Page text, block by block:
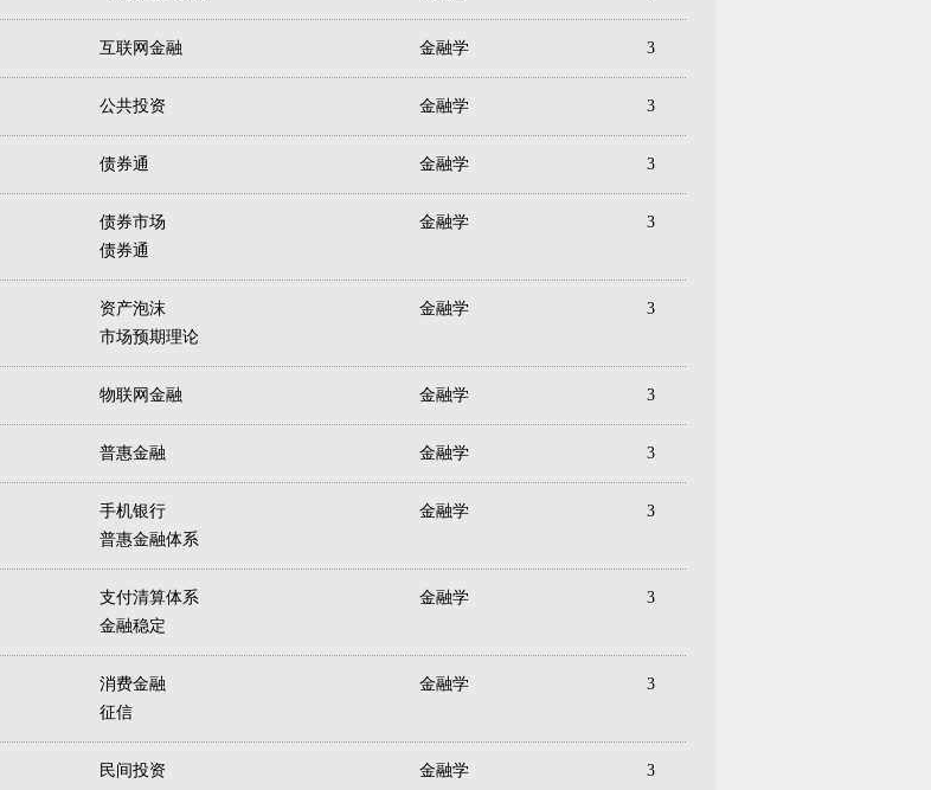
互联网金融 金融学 3
公共投资 金融学 3
债券通 金融学 3
债券市场
债券通
金融学 3
资产泡沫
市场预期理论
金融学 3
物联网金融 金融学 3
普惠金融 金融学 3
手机银行
普惠金融体系
金融学 3
支付清算体系
金融稳定
金融学 3
消费金融
征信
金融学 3
民间投资 金融学 3